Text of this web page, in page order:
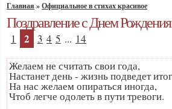
Главная »Официальное в стихах красивое
Поздравление с Днем
1 2 3 4 5 ... 14
Желаем не считать свои года,
Настанет день - жизнь подведет
На нас желаем опираться иногда,
Чтоб легче одолеть в пути тревоги.